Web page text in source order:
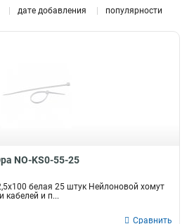
дате добавления популярности
NO-KS0-55-25
белая 25 штук Нейлоновой хомут
кабелей и п...
Сравнить